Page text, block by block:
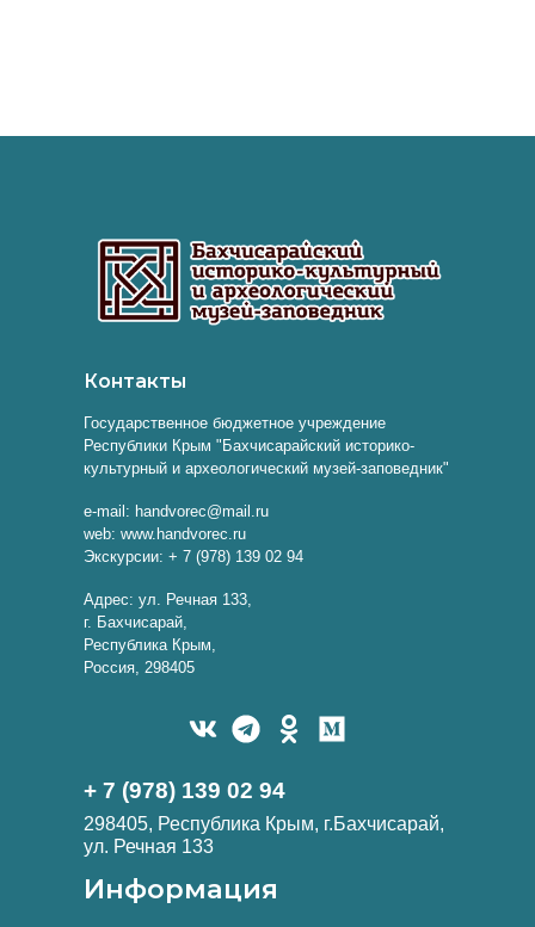
Контакты
Государственное бюджетное учреждение
Республики Крым "Бахчисарайский историко-
культурный и археологический музей-заповедник"
e-mail: handvorec@mail.ru
web: www.handvorec.ru
Экскурсии: + 7 (978) 139 02 94
Адрес: ул. Речная 133,
г. Бахчисарай,
Республика Крым,
Россия, 298405
+ 7 (978) 139 02 94
298405, Республика Крым, г.Бахчисарай,
ул. Речная 133
Информация